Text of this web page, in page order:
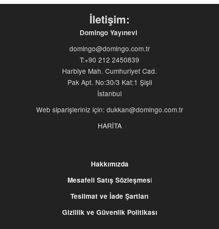
İletişim:
Domingo Yayınevi
domingo@domingo.com.tr
T:+90 212 2450839
Harbiye Mah. Cumhuriyet Cad.
Pak Apt. No:30/3 Kat:1 Şişli
İstanbul
Web siparişleriniz için: dukkan@domingo.com.tr
HARİTA
Hakkımızda
Mesafeli Satış Sözleşmesi
Teslimat ve İade Şartları
Gizlilik ve Güvenlik Politikası